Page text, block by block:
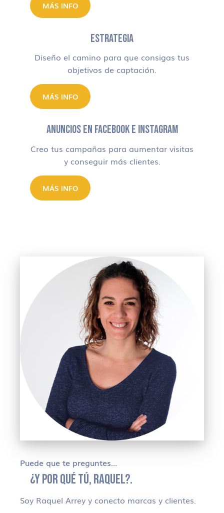
MÁS INFO
ESTRATEGIA
Diseño el camino para que consigas tus
objetivos de captación.
MÁS INFO
ANUNCIOS EN FACEBOOK E INSTAGRAM
Creo tus campañas para aumentar visitas
y conseguir más clientes.
MÁS INFO
Puede que te preguntes…
¿Y POR QUÉ TÚ, RAQUEL?.
Soy Raquel Arrey y conecto marcas y clientes.